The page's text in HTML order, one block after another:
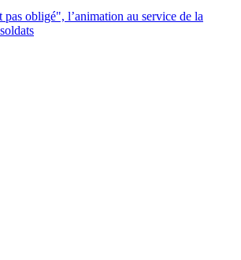
obligé", l’animation au service de la